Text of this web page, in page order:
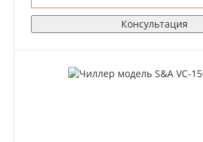
Консультация